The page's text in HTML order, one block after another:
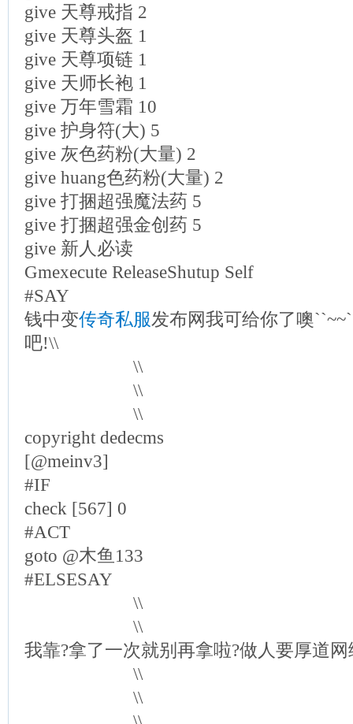
give 天尊戒指 2
give 天尊头盔 1
give 天尊项链 1
give 天师长袍 1
give 万年雪霜 10
give 护身符(大) 5
give 灰色药粉(大量) 2
give huang色药粉(大量) 2
give 打捆超强魔法药 5
give 打捆超强金创药 5
give 新人必读
Gmexecute ReleaseShutup Self
#SAY
钱中变传奇私服发布网我可给你了噢
吧!\\
\\
\\
\\
copyright dedecms
[@meinv3]
#IF
check [567] 0
#ACT
goto @木鱼133
#ELSESAY
\\
\\
我靠?拿了一次就别再拿啦?做人要厚道
\\
\\